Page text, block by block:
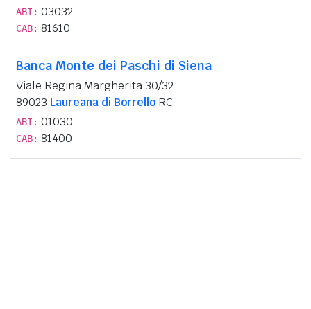
ABI: 03032
CAB: 81610
Banca Monte dei Paschi di Siena
Viale Regina Margherita 30/32
89023 Laureana di Borrello RC
ABI: 01030
CAB: 81400